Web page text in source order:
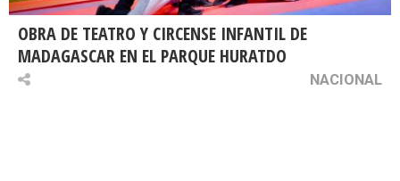
OBRA DE TEATRO Y CIRCENSE INFANTIL DE
MADAGASCAR EN EL PARQUE HURATDO
NACIONAL